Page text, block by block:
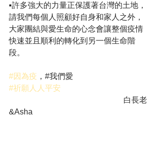
▪許多強大的力量正保護著台灣的土地，
請我們每個人照顧好自身和家人之外，
大家團結與愛生命的心念會讓整個疫情
快速並且順利的轉化到另一個生命階
段。
#因為疫 ，#我們愛
#祈願人人平安
&Asha